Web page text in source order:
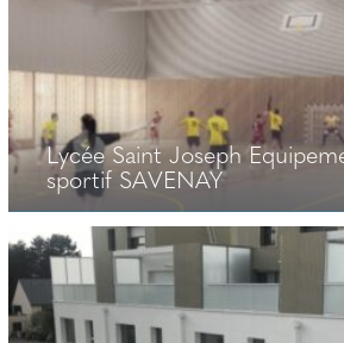
Ecole Primaire et CLSH –
+
Lycée Saint Joseph
sportif SAVENAY
Lycée Saint Joseph
sportif SAVENAY